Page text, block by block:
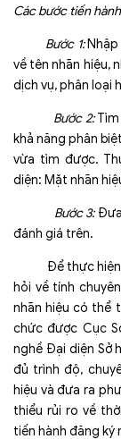
Các bước tiến
Bước 1:Nhập
về tên nhãn hiệu,
dịch vụ, phân loại
Bước 2:Tìm
khả năng phân
vừa tìm được.
diện: Mặt nhãn
Bước 3:Đưa
đánh giá trên.
Để thực hiện
hỏi về tính
nhãn hiệu có thể
chức được Cục
nghề Đại diện Sở
đủ trình độ,
hiệu và đưa ra
thiểu rủi ro về
tiến hành đăng ký